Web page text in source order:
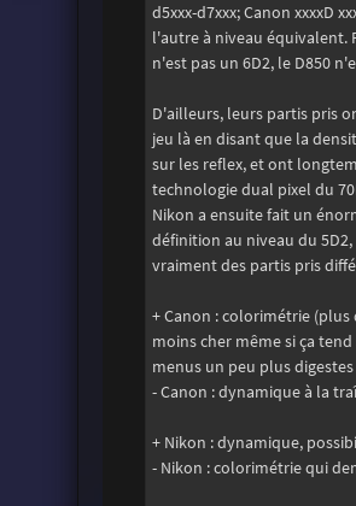
d5xxx-d7xxx; Canon xxxxD
l'autre à niveau équivalent.
n'est pas un 6D2, le D850
D'ailleurs, leurs partis pris
jeu là en disant que la
sur les reflex, et ont
technologie dual pixel du
Nikon a ensuite fait un
définition au niveau du
vraiment des partis pris
+ Canon : colorimétrie
moins cher même si ça
menus un peu plus
- Canon : dynamique à la
+ Nikon : dynamique,
- Nikon : colorimétrie qui